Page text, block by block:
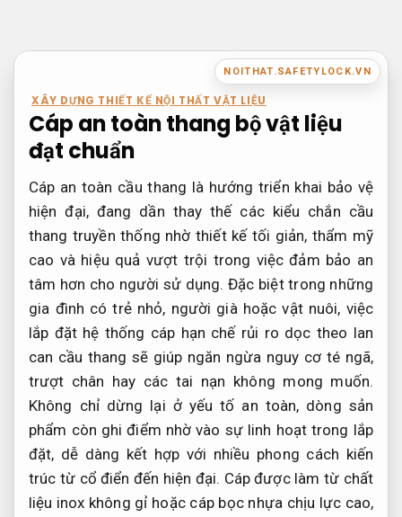
nội
NOITHAT.SAFETYLOCK.VN
XÂY DỰNG THIẾT KẾ NỘI THẤT VẬT LIỆU
Cáp an toàn thang bộ vật liệu
đạt chuẩn
Cáp an toàn cầu thang là hướng triển khai bảo vệ
hiện đại, đang dần thay thế các kiểu chắn cầu
thang truyền thống nhờ thiết kế tối giản, thẩm mỹ
cao và hiệu quả vượt trội trong việc đảm bảo an
tâm hơn cho người sử dụng. Đặc biệt trong những
gia đình có trẻ nhỏ, người già hoặc vật nuôi, việc
lắp đặt hệ thống cáp hạn chế rủi ro dọc theo lan
can cầu thang sẽ giúp ngăn ngừa nguy cơ té ngã,
trượt chân hay các tai nạn không mong muốn.
Không chỉ dừng lại ở yếu tố an toàn, dòng sản
phẩm còn ghi điểm nhờ vào sự linh hoạt trong lắp
đặt, dễ dàng kết hợp với nhiều phong cách kiến
trúc từ cổ điển đến hiện đại. Cáp được làm từ chất
liệu inox không gỉ hoặc cáp bọc nhựa chịu lực cao,